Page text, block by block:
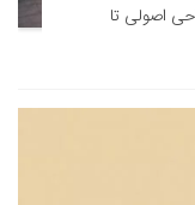
اصولی تا